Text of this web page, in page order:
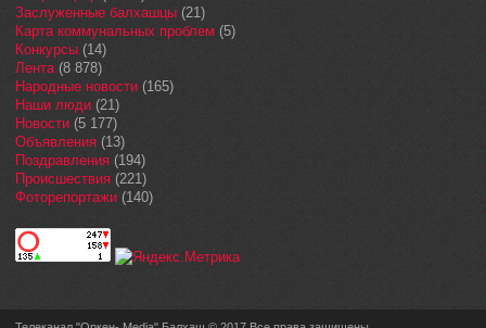
Заслуженные балхашцы (21)
Карта коммунальных проблем (5)
Конкурсы (14)
Лента(8 878)
Народные новости (165)
Наши люди (21)
Новости (5 177)
Объявления (13)
Поздравления (194)
Происшествия (221)
Фоторепортажи (140)